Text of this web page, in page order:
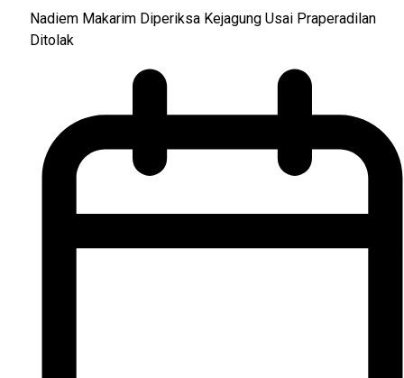
Nadiem Makarim Diperiksa Kejagung Usai Praperadilan
Ditolak